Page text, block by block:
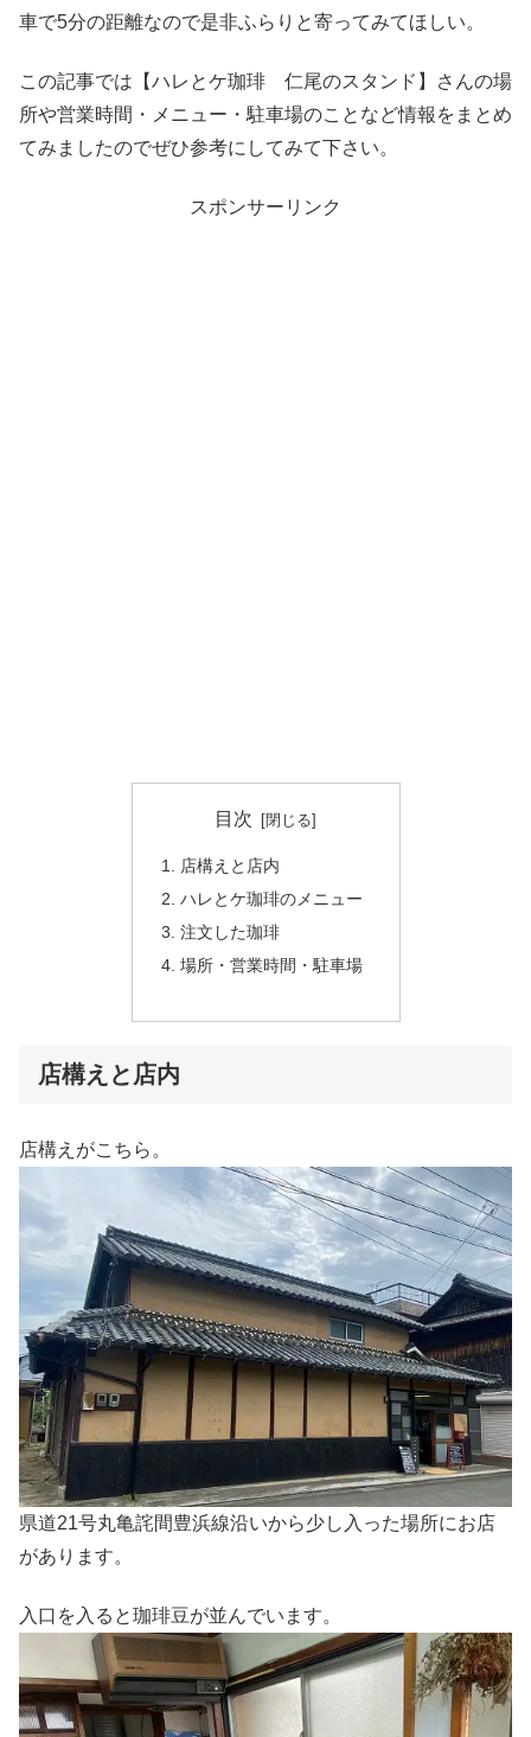
車で5分の距離なので是非ふらりと寄ってみてほしい。
この記事では【ハレとケ珈琲 仁尾のスタンド】さんの場
所や営業時間・メニュー・駐車場のことなど情報をまとめ
てみましたのでぜひ参考にしてみて下さい。
スポンサーリンク
目次
店構えと店内
ハレとケ珈琲のメニュー
注文した珈琲
場所・営業時間・駐車場
店構えと店内
店構えがこちら。
県道21号丸亀詫間豊浜線沿いから少し入った場所にお店
があります。
入口を入ると珈琲豆が並んでいます。